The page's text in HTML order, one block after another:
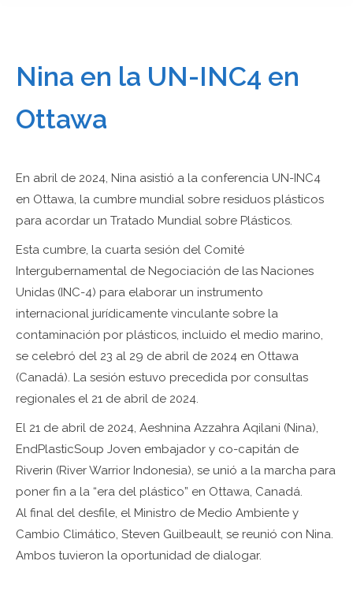
Nina en la UN-INC4 en
Ottawa
En abril de 2024, Nina asistió a la conferencia UN-INC4
en Ottawa, la cumbre mundial sobre residuos plásticos
para acordar un Tratado Mundial sobre Plásticos.
Esta cumbre, la cuarta sesión del Comité
Intergubernamental de Negociación de las Naciones
Unidas (INC-4) para elaborar un instrumento
internacional jurídicamente vinculante sobre la
contaminación por plásticos, incluido el medio marino,
se celebró del 23 al 29 de abril de 2024 en Ottawa
(Canadá). La sesión estuvo precedida por consultas
regionales el 21 de abril de 2024.
El 21 de abril de 2024, Aeshnina Azzahra Aqilani (Nina),
EndPlasticSoup Joven embajador y co-capitán de
Riverin (River Warrior Indonesia), se unió a la marcha para
poner fin a la “era del plástico” en Ottawa, Canadá.
Al final del desfile, el Ministro de Medio Ambiente y
Cambio Climático, Steven Guilbeault, se reunió con Nina.
Ambos tuvieron la oportunidad de dialogar.